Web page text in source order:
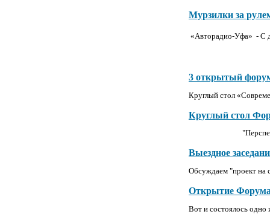
Мурзилки за
«Авторадио-Уфа» - С
3 открытый
Круглый стол
Круглый стол
Выездное
Обсуждаем "проект на
Открытие
Вот и состоялось одно